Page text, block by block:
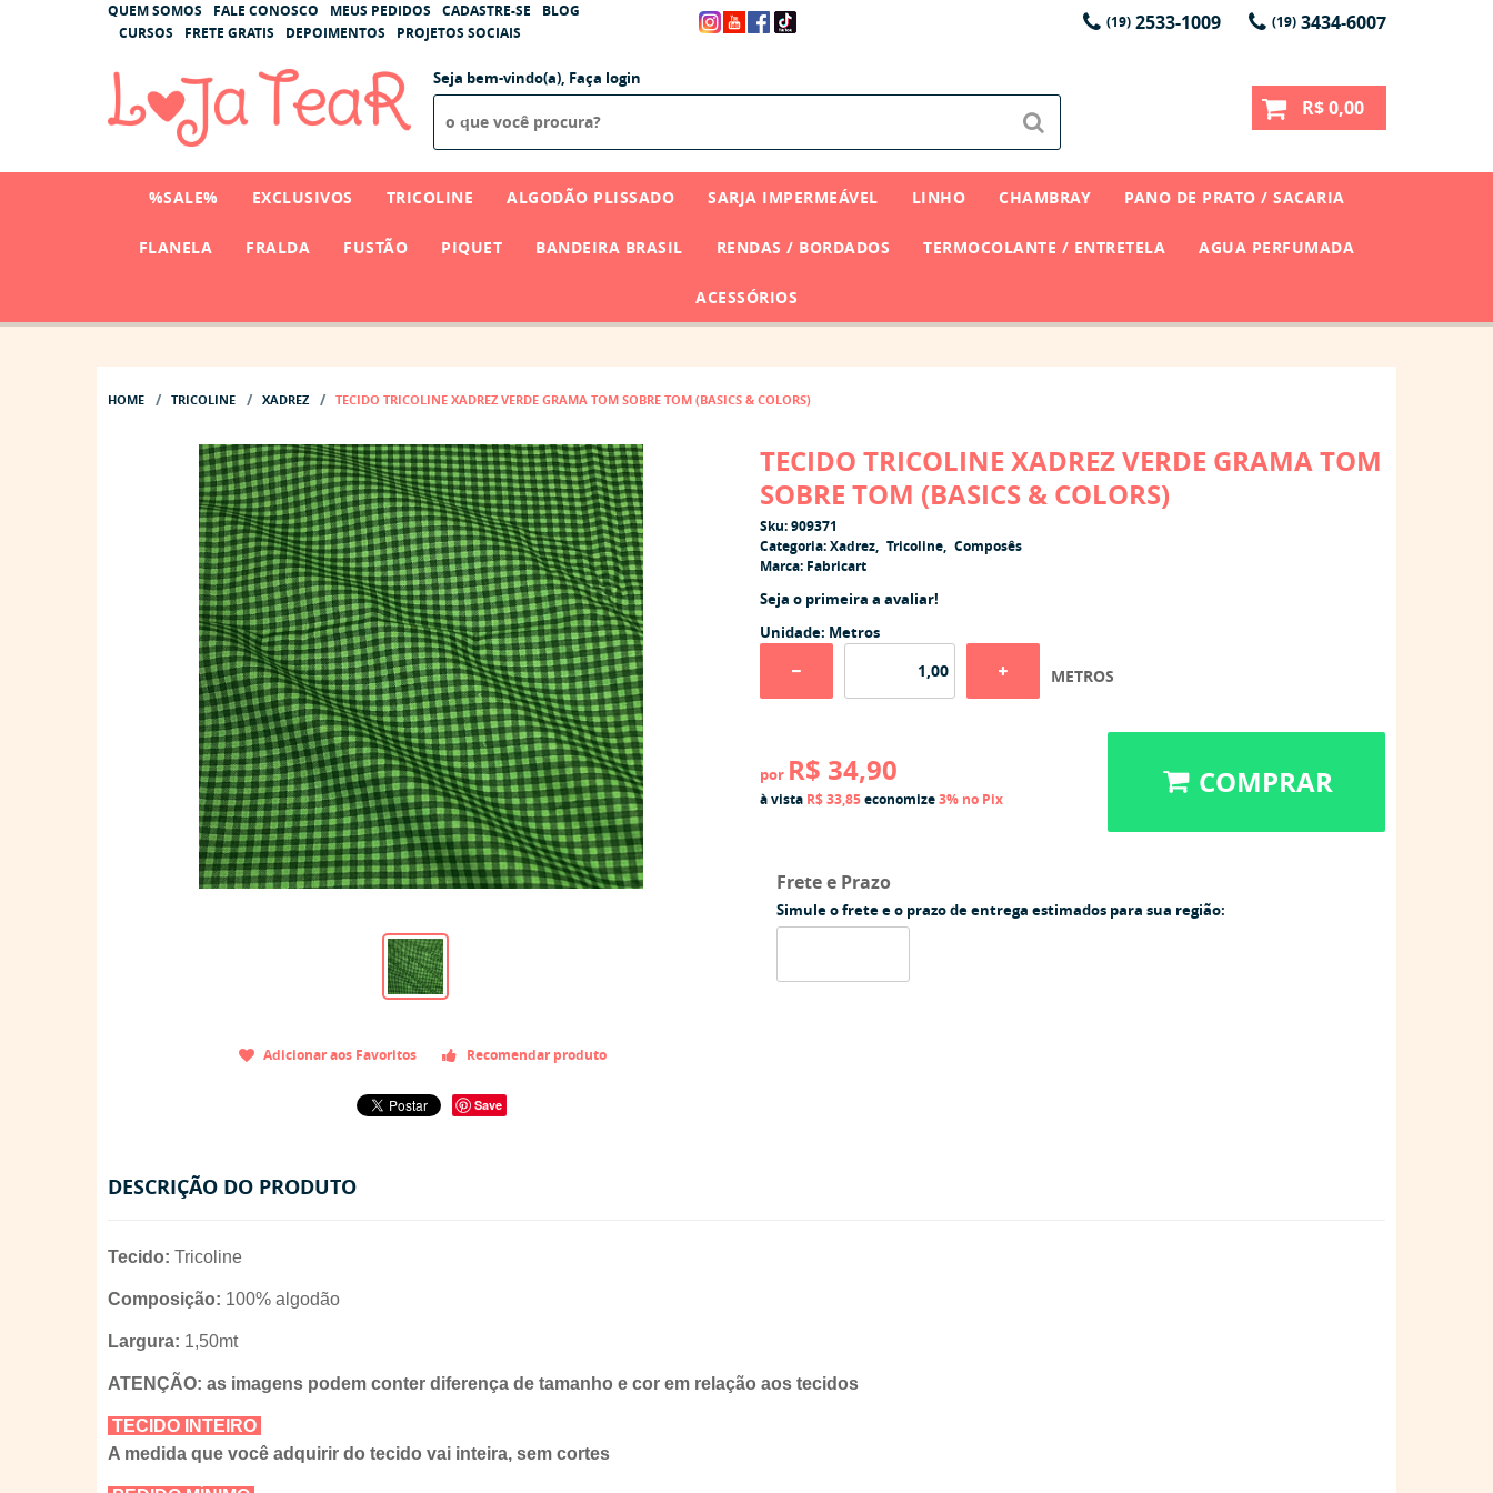
QUEM SOMOS FALE CONOSCO MEUS PEDIDOS CADASTRE-SE
BLOG
CURSOS
FRETE GRATIS DEPOIMENTOS PROJETOS SOCIAIS
(19)2533-1009 (19)3434-6007
Seja bem-vindo(a), Faça login
R$ 0,00
%SALE% EXCLUSIVOS TRICOLINE ALGODÃO PLISSADO SARJA IMPERMEÁVEL LINHO CHAMBRAY PANO DE PRATO / SACARIA
FLANELA FRALDA FUSTÃO PIQUET BANDEIRA BRASIL RENDAS / BORDADOS TERMOCOLANTE / ENTRETELA AGUA PERFUMADA
ACESSÓRIOS
HOME TRICOLINE XADREZ TECIDO TRICOLINE XADREZ VERDE GRAMA TOM SOBRE TOM (BASICS & COLORS)
Adicionar aos Favoritos Recomendar produto
Save
TECIDO TRICOLINE XADREZ VERDE GRAMA TOM
SOBRE TOM (BASICS & COLORS)
Sku:909371
Categoria: Xadrez Tricoline
Composês
Marca: Fabricart
Seja o primeira a avaliar!
Unidade: Metros
METROS
por R$ 34,90
à vista R$ 33,85economize3% no Pix COMPRAR
Frete e Prazo
Simule o frete e o prazo de entrega estimados para sua região:
DESCRIÇÃO DO PRODUTO
Tecido: Tricoline
Composição: 100% algodão
Largura: 1,50mt
ATENÇÃO: as imagens podem conter diferença de tamanho e cor em relação aos tecidos
TECIDO INTEIRO
A medida que você adquirir do tecido vai inteira, sem cortes